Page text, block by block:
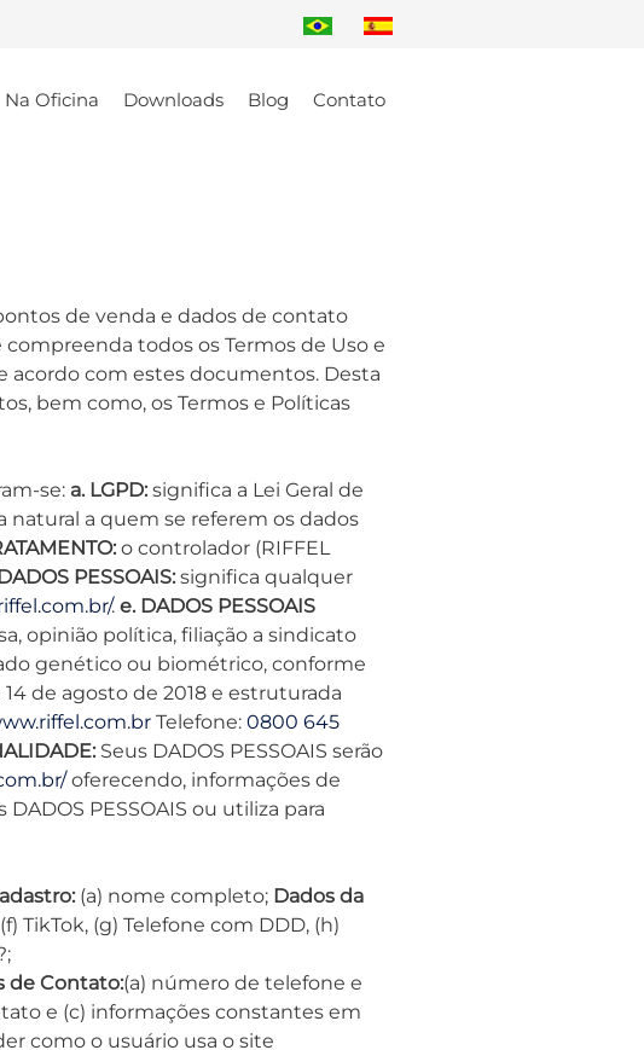
Na Oficina Downloads Blog Contato
de venda e dados de contato
todos os Termos de Uso e
acordo com estes documentos. Desta
bem como, os Termos e Políticas
se: a. LGPD: significa a Lei Geral de
natural a quem se referem os dados
o controlador (RIFFEL
PESSOAIS: significa qualquer
. e. DADOS PESSOAIS
opinião política, filiação a sindicato
genético ou biométrico, conforme
de agosto de 2018 e estruturada
Telefone: 0800 645
Seus DADOS PESSOAIS serão
oferecendo, informações de
PESSOAIS ou utiliza para
(a) nome completo; Dados da
TikTok, (g) Telefone com DDD, (h)
de Contato:(a) número de telefone e
e (c) informações constantes em
como o usuário usa o site